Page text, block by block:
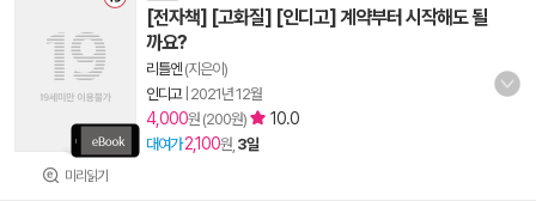
미리읽기
[전자책] [고화질] [인디고] 계약부터 시작해도 될
까요?
리틀엔 (지은이)
인디고| 2021년 12월
4,000원 (200원) 10.0
대여가 2,100원, 3일